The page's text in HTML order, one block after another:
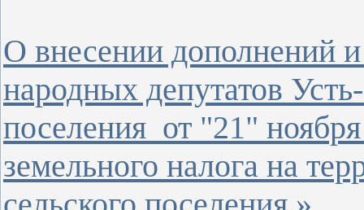
О внесении дополнений
народных депутатов
поселения от "21"
земельного налога на